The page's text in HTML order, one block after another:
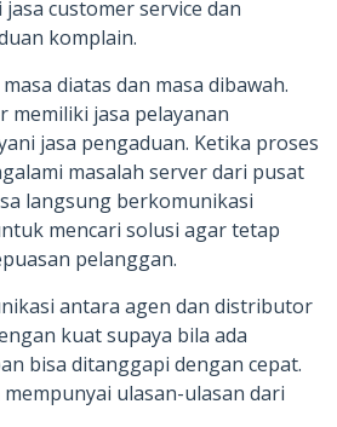
customer service dan
komplain.
diatas dan masa dibawah.
memiliki jasa pelayanan
jasa pengaduan. Ketika proses
masalah server dari pusat
langsung berkomunikasi
mencari solusi agar tetap
pelanggan.
antara agen dan distributor
kuat supaya bila ada
bisa ditanggapi dengan cepat.
ulasan-ulasan dari